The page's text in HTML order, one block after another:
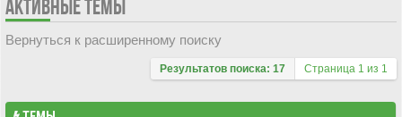
АКТИВНЫЕ ТЕМЫ
Вернуться к расширенному поиску
Результатов поиска: 17 Страница 1 из 1